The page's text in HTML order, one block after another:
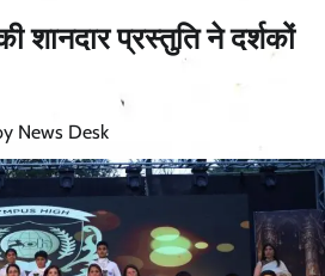
शानदार प्रस्तुति ने दर्शकों
News Desk